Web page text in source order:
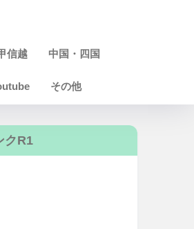
信越 中国・四国
その他
クR1